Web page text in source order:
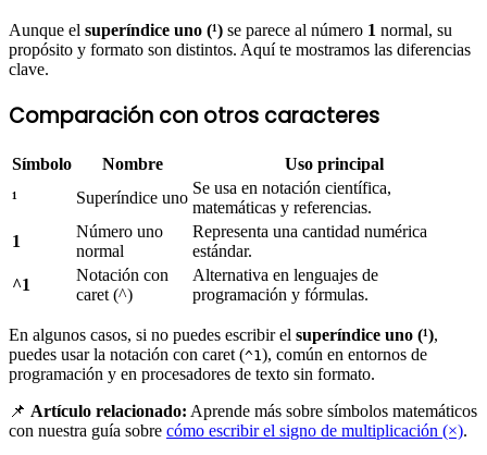
Aunque el superíndice uno (¹) se parece al número 1 normal, su
propósito y formato son distintos. Aquí te mostramos las diferencias
clave.
Comparación con otros caracteres
Símbolo Nombre
Uso principal
¹
Superíndice uno
Se usa en notación científica,
matemáticas y referencias.
1
Número uno
normal
Representa una cantidad numérica
estándar.
^1
Notación con
caret (^)
Alternativa en lenguajes de
programación y fórmulas.
En algunos casos, si no puedes escribir el superíndice uno (¹),
puedes usar la notación con caret (^1), común en entornos de
programación y en procesadores de texto sin formato.
📌 Artículo relacionado: Aprende más sobre símbolos matemáticos
con nuestra guía sobre cómo escribir el signo de multiplicación (×).